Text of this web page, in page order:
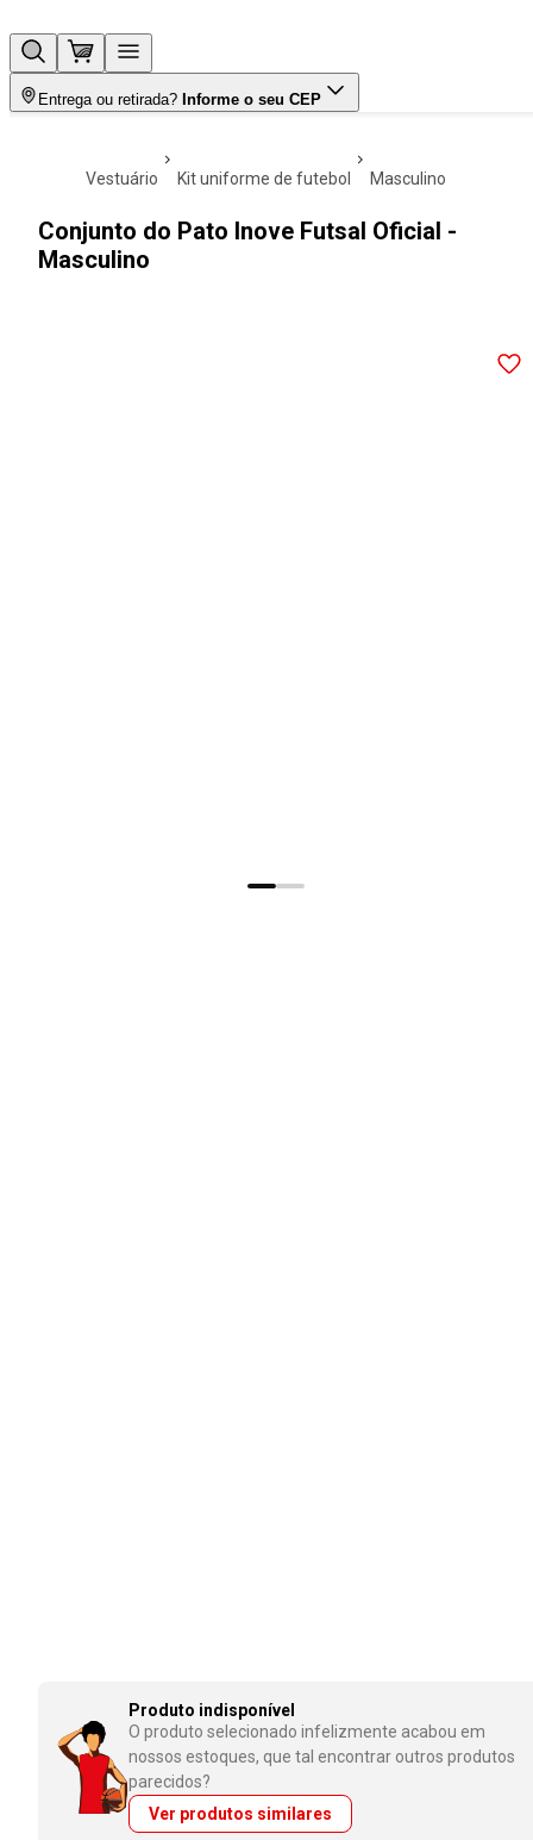
Entrega ou retirada? Informe o seu CEP
vestuário kit uniforme de futebol masculino
Conjunto do Pato Inove Futsal Oficial -
Masculino
Produto indisponível
O produto selecionado infelizmente acabou em
nossos estoques, que tal encontrar outros produtos
parecidos?
Ver produtos similares